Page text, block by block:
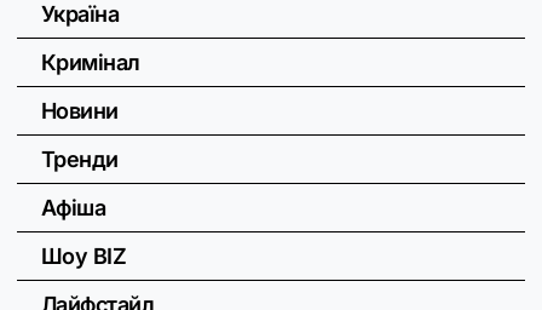
Україна
Кримінал
Новини
Тренди
Афіша
Шоу BIZ
Лайфстайл